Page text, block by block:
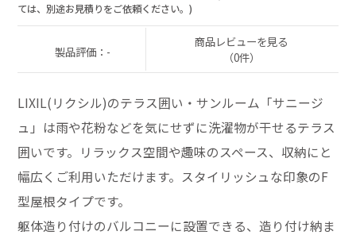
ては、別途お見積りをご依頼ください。)
製品評価：-
商品レビューを見る
（0件）
LIXIL(リクシル)のテラス囲い・サンルーム「サニージ
ュ」は雨や花粉などを気にせずに洗濯物が干せるテラス
囲いです。リラックス空間や趣味のスペース、収納にと
幅広くご利用いただけます。スタイリッシュな印象のF
型屋根タイプです。
躯体造り付けのバルコニーに設置できる、造り付け納ま